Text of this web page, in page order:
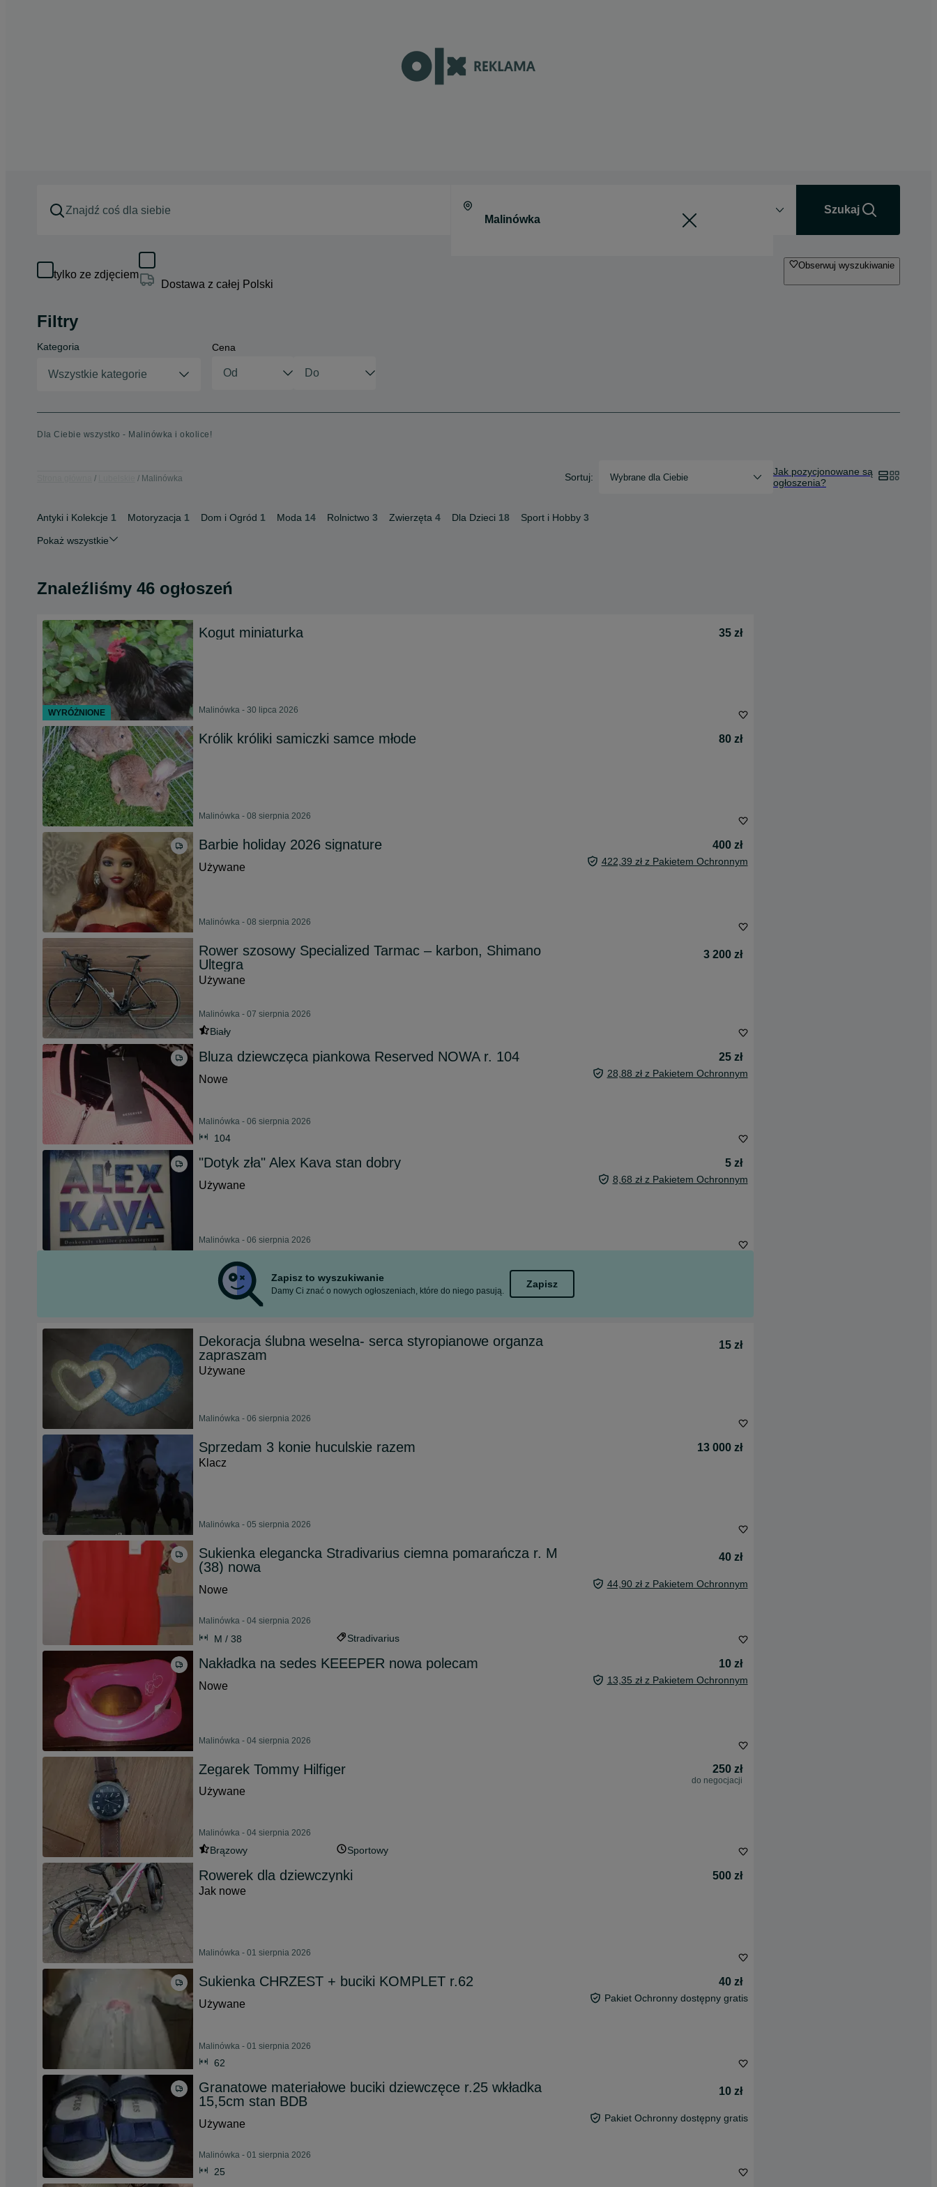
Szukaj
tylko ze zdjęciem
Dostawa z całej Polski
Obserwuj wyszukiwanie
Filtry
Kategoria
Wszystkie kategorie
Cena
Dla Ciebie wszystko - Malinówka i okolice!
Malinówka Sortuj: Wybrane dla Ciebie
Jak pozycjonowane są
ogłoszenia?
Antyki i Kolekcje 1 Motoryzacja 1 Dom i Ogród 1 Moda 14 Rolnictwo 3 Zwierzęta 4 Dla Dzieci 18 Sport i Hobby 3
Pokaż wszystkie
Znaleźliśmy 46 ogłoszeń
Kogut miniaturka 35 zł
Malinówka - 30 lipca 2026
Królik króliki samiczki samce młode 80 zł
Malinówka - 08 sierpnia 2026
Barbie holiday 2026 signature
400 zł
Używane
422,39 zł z Pakietem Ochronnym
Malinówka - 08 sierpnia 2026
Rower szosowy Specialized Tarmac – karbon, Shimano
Ultegra
3 200 zł
Używane
Malinówka - 07 sierpnia 2026
Biały
Bluza dziewczęca piankowa Reserved NOWA r. 104
25 zł
Nowe
28,88 zł z Pakietem Ochronnym
Malinówka - 06 sierpnia 2026
104
"Dotyk zła" Alex Kava stan dobry
5 zł
Używane
8,68 zł z Pakietem Ochronnym
Malinówka - 06 sierpnia 2026
Zapisz to wyszukiwanie
Damy Ci znać o nowych ogłoszeniach, które do niego pasują.
Zapisz
Dekoracja ślubna weselna- serca styropianowe organza
zapraszam
15 zł
Używane
Malinówka - 06 sierpnia 2026
Sprzedam 3 konie huculskie razem
13 000 zł
Klacz
Malinówka - 05 sierpnia 2026
Sukienka elegancka Stradivarius ciemna pomarańcza r. M
(38) nowa
40 zł
Nowe 44,90 zł z Pakietem Ochronnym
Malinówka - 04 sierpnia 2026
M / 38 Stradivarius
Nakładka na sedes KEEEPER nowa polecam
10 zł
Nowe
13,35 zł z Pakietem Ochronnym
Malinówka - 04 sierpnia 2026
Zegarek Tommy Hilfiger 250 zł
do negocjacji
Używane
Malinówka - 04 sierpnia 2026
Brązowy Sportowy
Rowerek dla dziewczynki
500 zł
Jak nowe
Malinówka - 01 sierpnia 2026
Sukienka CHRZEST + buciki KOMPLET r.62
40 zł
Używane
Pakiet Ochronny dostępny gratis
Malinówka - 01 sierpnia 2026
62
Granatowe materiałowe buciki dziewczęce r.25 wkładka
15,5cm stan BDB
10 zł
Używane Pakiet Ochronny dostępny gratis
Malinówka - 01 sierpnia 2026
25
WYRÓŻNIONE